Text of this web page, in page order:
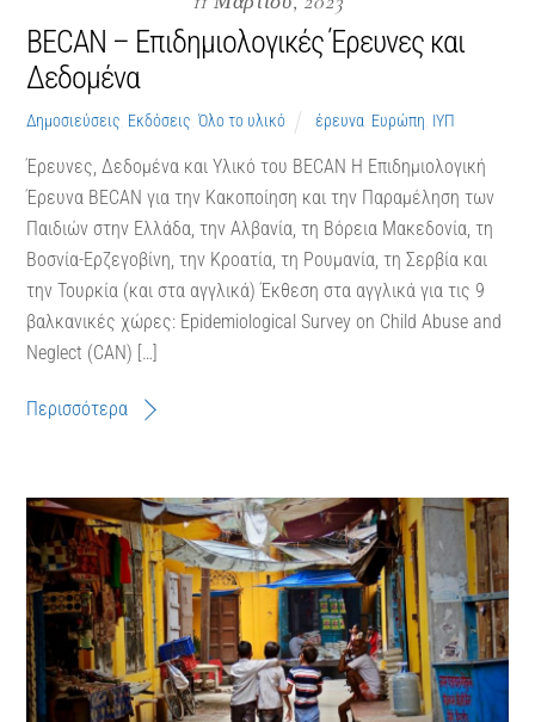
BECAN – Επιδημιολογικές Έρευνες και
Δεδομένα
Δημοσιεύσεις Εκδόσεις ,Όλο το υλικό έρευνα, Ευρώπη ΙΥΠ
Έρευνες, Δεδομένα και Υλικό του BECAN Η Επιδημιολογική
Έρευνα BECAN για την Κακοποίηση και την Παραμέληση των
Παιδιών στην Ελλάδα, την Αλβανία, τη Βόρεια Μακεδονία, τη
Βοσνία-Ερζεγοβίνη, την Κροατία, τη Ρουμανία, τη Σερβία και
την Τουρκία (και στα αγγλικά) Έκθεση στα αγγλικά για τις 9
βαλκανικές χώρες: Epidemiological Survey on Child Abuse and
Neglect (CAN) […]
Περισσότερα